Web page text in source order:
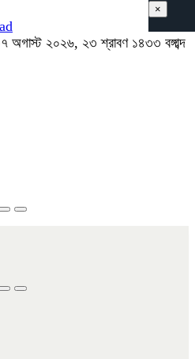
২০২৬, ২৩ শ্রাবণ ১৪৩৩ বঙ্গাব্দ
×